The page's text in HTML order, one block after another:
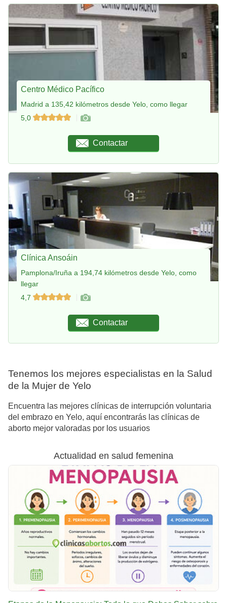
Centro Médico Pacífico
Madrid a 135,42 kilómetros desde Yelo, como llegar
5,0
Contactar
Clínica Ansoáin
Pamplona/Iruña a 194,74 kilómetros desde Yelo, como
llegar
4,7
Contactar
Tenemos los mejores especialistas en la Salud
de la Mujer de Yelo
Encuentra las mejores clínicas de interrupción voluntaria
del embrazo en Yelo, aquí encontrarás las clínicas de
aborto mejor valoradas por los usuarios
Actualidad en salud femenina